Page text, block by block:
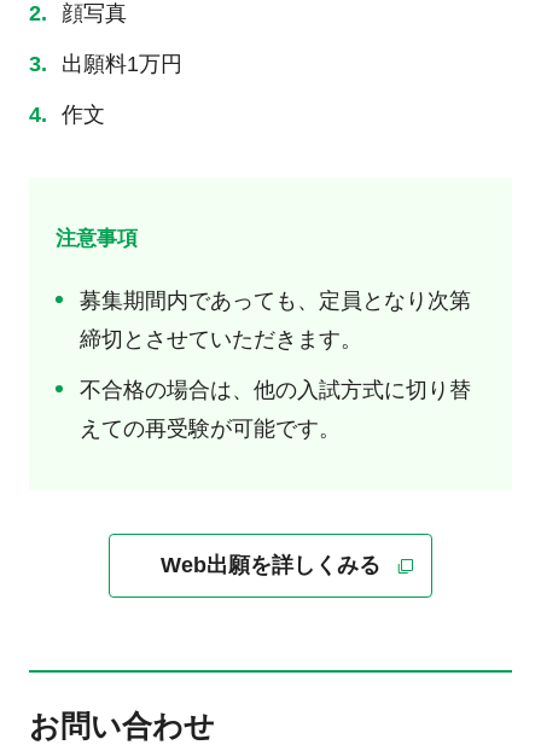
顔写真
出願料1万円
作文
注意事項
募集期間内であっても、定員となり次第
締切とさせていただきます。
不合格の場合は、他の入試方式に切り替
えての再受験が可能です。
Web出願を詳しくみる
お問い合わせ